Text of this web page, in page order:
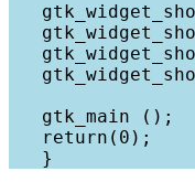
   gtk_main ();
   return(0);
   }